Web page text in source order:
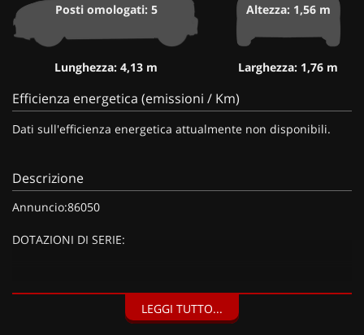
Posti omologati: 5
Lunghezza: 4,13 m
Altezza: 1,56 m
Larghezza: 1,76 m
Efficienza energetica (emissioni / Km)
Dati sull'efficienza energetica attualmente non disponibili.
Descrizione
Annuncio:86050
DOTAZIONI DI SERIE:
Colore perlato Deep Black (570 EUR),
LEGGI TUTTO...